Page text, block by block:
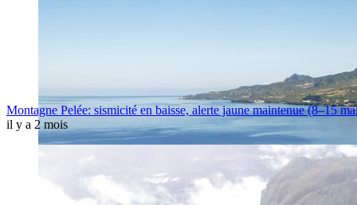
Montagne Pelée: sismicité en baisse, alerte jaune maintenue (8–15
il y a 2 mois